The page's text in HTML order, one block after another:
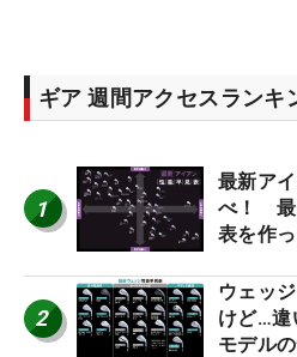
ギア 週間アクセスランキ
1
最新ア
べ！ 最
表を作
2
ウェッ
けど…違
モデル